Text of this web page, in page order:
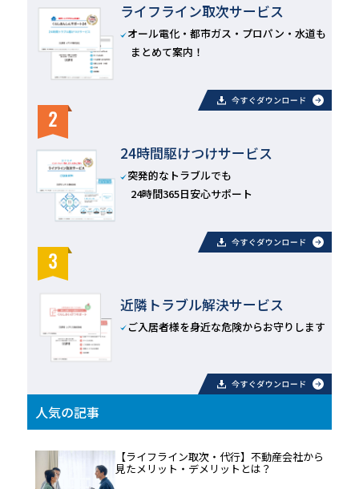
ライフライン取次サービス
オール電化・都市ガス・プロパン・水道も
まとめて案内！
24時間駆けつけサービス
突発的なトラブルでも
24時間365日安心サポート
近隣トラブル解決サービス
ご入居者様を身近な危険からお守りします
人気の記事
【ライフライン取次・代行】不動産会社から
見たメリット・デメリットとは？